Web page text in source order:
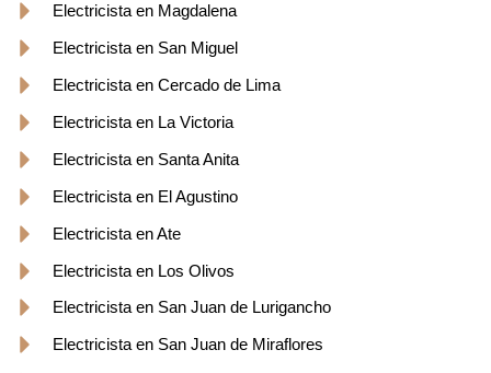
Electricista en Magdalena
Electricista en San Miguel
Electricista en Cercado de Lima
Electricista en La Victoria
Electricista en Santa Anita
Electricista en El Agustino
Electricista en Ate
Electricista en Los Olivos
Electricista en San Juan de Lurigancho
Electricista en San Juan de Miraflores